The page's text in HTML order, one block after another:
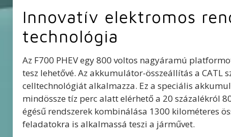
Innovatív elektromos
technológia
Az F700 PHEV egy 800 voltos nagyáramú
tesz lehetővé. Az akkumulátor-összeállítás a CATL
celltechnológiát alkalmazza. Ez a speciális
mindössze tíz perc alatt elérhető a 20 százalékról
égésű rendszerek kombinálása 1300 kilométeres
feladatokra is alkalmassá teszi a járművet.